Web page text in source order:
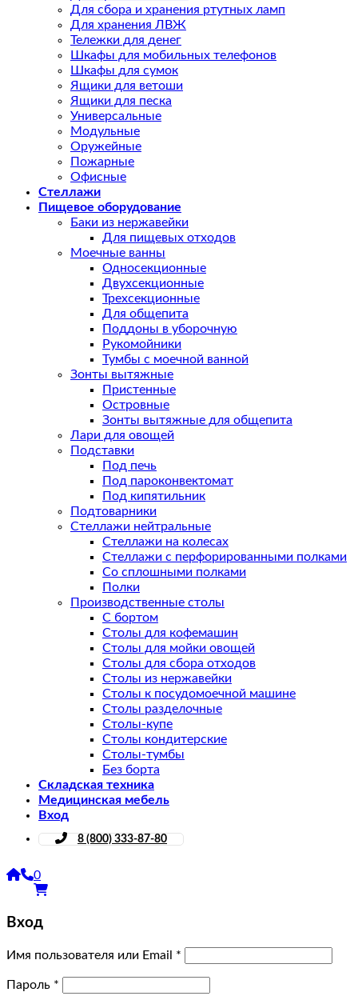
Для сбора и хранения ртутных ламп
Для хранения ЛВЖ
Тележки для денег
Шкафы для мобильных телефонов
Шкафы для сумок
Ящики для ветоши
Ящики для песка
Универсальные
Модульные
Оружейные
Пожарные
Офисные
Стеллажи
Пищевое оборудование
Баки из нержавейки
Для пищевых отходов
Моечные ванны
Односекционные
Двухсекционные
Трехсекционные
Для общепита
Поддоны в уборочную
Рукомойники
Тумбы с моечной ванной
Зонты вытяжные
Пристенные
Островные
Зонты вытяжные для общепита
Лари для овощей
Подставки
Под печь
Под пароконвектомат
Под кипятильник
Подтоварники
Стеллажи нейтральные
Стеллажи на колесах
Стеллажи с перфорированными полками
Со сплошными полками
Полки
Производственные столы
С бортом
Столы для кофемашин
Столы для мойки овощей
Столы для сбора отходов
Столы из нержавейки
Столы к посудомоечной машине
Столы разделочные
Столы-купе
Столы кондитерские
Столы-тумбы
Без борта
Складская техника
Медицинская мебель
Вход
8 (800) 333-87-80
0
Вход
Имя пользователя или Email *
Пароль *